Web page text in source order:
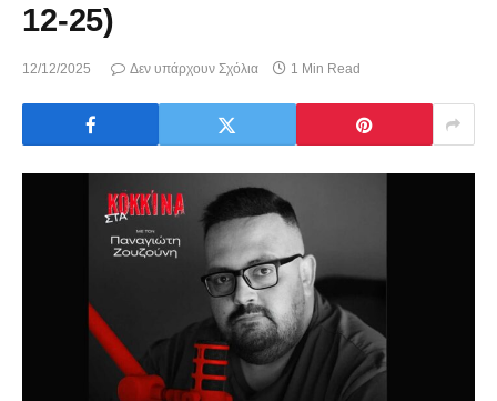
12-25)
12/12/2025 Δεν υπάρχουν Σχόλια 1 Min Read